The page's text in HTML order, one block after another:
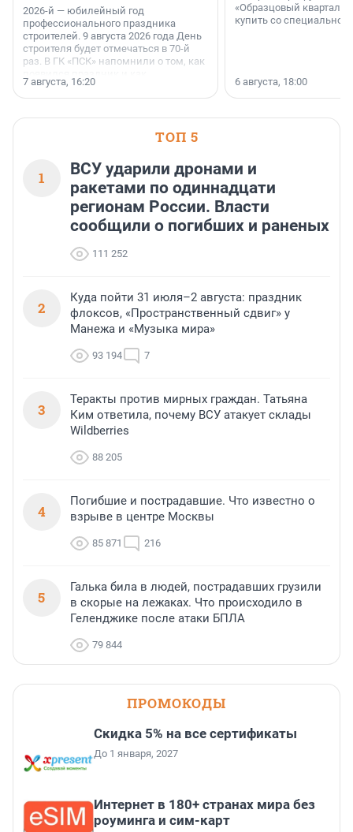
2026-й — юбилейный год
профессионального праздника
строителей. 9 августа 2026 года День
строителя будет отмечаться в 70-й
раз. В ГК «ПСК» напомнили о том, как
поменялась роль строительства.
7 августа, 16:20
«Образцовый квартал
купить со специальной
6 августа, 18:00
ТОП 5
1
ВСУ ударили дронами и
ракетами по одиннадцати
регионам России. Власти
сообщили о погибших и раненых
111 252
2
Куда пойти 31 июля–2 августа: праздник
флоксов, «Пространственный сдвиг» у
Манежа и «Музыка мира»
93 194 7
3
Теракты против мирных граждан. Татьяна
Ким ответила, почему ВСУ атакует склады
Wildberries
88 205
4
Погибшие и пострадавшие. Что известно о
взрыве в центре Москвы
85 871 216
5
Галька била в людей, пострадавших грузили
в скорые на лежаках. Что происходило в
Геленджике после атаки БПЛА
79 844
ПРОМОКОДЫ
Скидка 5% на все сертификаты
До 1 января, 2027
Интернет в 180+ странах мира без
роуминга и сим-карт